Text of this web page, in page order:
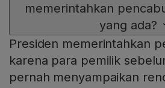
memerintahkan
yang ada?
Presiden memerintahkan
karena para pemilik
pernah menyampaikan